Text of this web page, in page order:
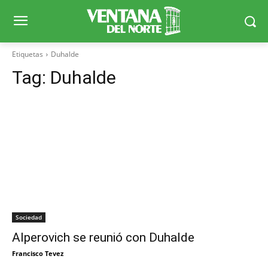
Etiquetas Duhalde
Tag: Duhalde
Sociedad
Alperovich se reunió con Duhalde
Francisco Tevez